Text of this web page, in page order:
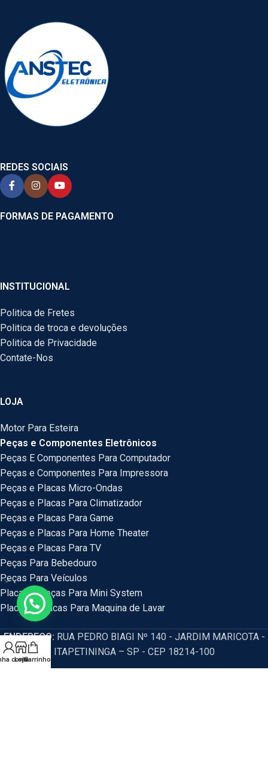
REDES SOCIAIS
FORMAS DE PAGAMENTO
INSTITUCIONAL
Politica de Fretes
Politica de troca e devoluções
Politica de Privacidade
Contate-Nos
LOJA
Motor Para Esteira
Peças e Componentes Eletrônicos
Peças E Componentes Para Computador
Peças e Componentes Para Impressora
Peças e Placas Micro-Ondas
Peças e Placas Para Climatizador
Peças e Placas Para Game
Peças e Placas Para Home Theater
Peças e Placas Para TV
Peças Para Bebedouro
Peças Para Veículos
Placas e Peças Para Mini System
Placas e Placas Para Maquina de Lavar
ENDEREÇO: RUA PEDRO BIAGI Nº 140 - JARDIM MARICOTA -
ITAPETININGA – SP - CEP 18214-100
conta
LojaCarrinho